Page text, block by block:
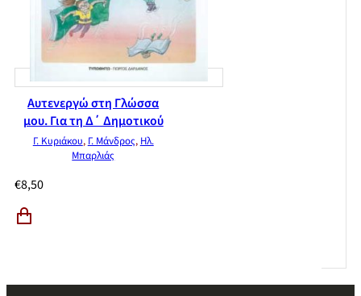
Αυτενεργώ στη Γλώσσα
μου. Για τη Δ΄ Δημοτικού
Γ. Κυριάκου, Γ. Μάνδρος, Ηλ.
Μπαρλιάς
€8,50